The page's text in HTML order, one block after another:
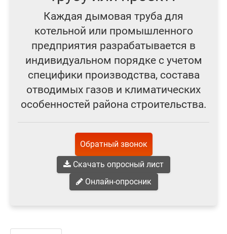
Каждая дымовая труба для
котельной или промышленного
предприятия разрабатывается в
индивидуальном порядке с учетом
специфики производства, состава
отводимых газов и климатических
особенностей района строительства.
Обратный звонок
Скачать опросный лист
Онлайн-опросник